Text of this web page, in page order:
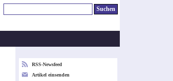
RSS-Newsfeed
Artikel einsenden